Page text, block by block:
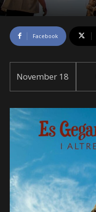
Facebook
November 18